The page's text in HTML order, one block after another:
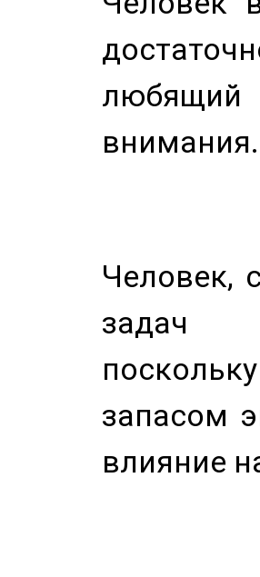
любящий
внимания.
Человек,
задач
запасом
влияние